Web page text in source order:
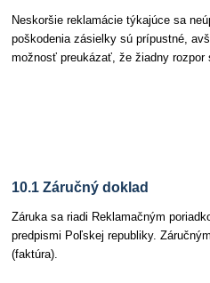
Neskoršie reklamácie týkajúce sa
poškodenia zásielky sú prípustné,
možnosť preukázať, že žiadny rozpor
10.1 Záručný doklad
Záruka sa riadi Reklamačným
predpismi Poľskej republiky.
(faktúra).